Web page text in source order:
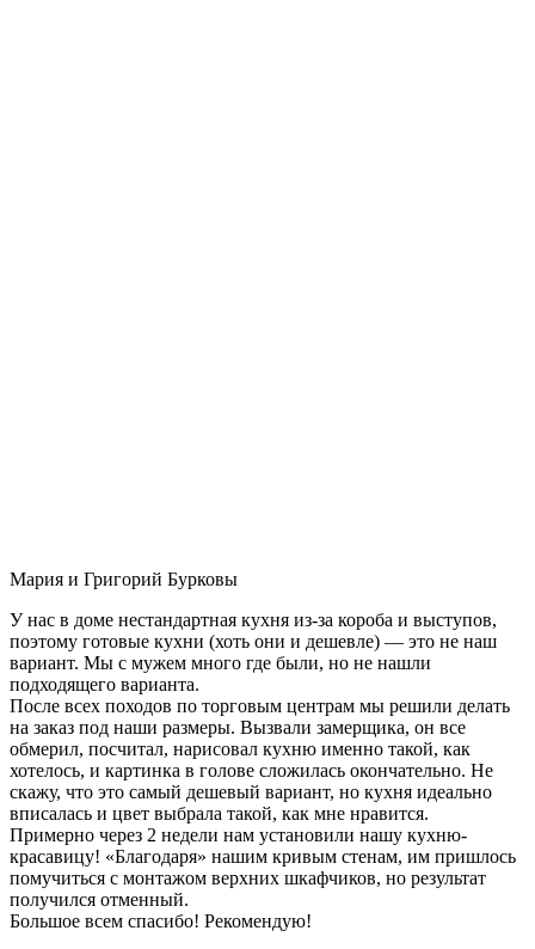
Мария и Григорий Бурковы
У нас в доме нестандартная кухня из-за короба и выступов,
поэтому готовые кухни (хоть они и дешевле) — это не наш
вариант. Мы с мужем много где были, но не нашли
подходящего варианта.
После всех походов по торговым центрам мы решили делать
на заказ под наши размеры. Вызвали замерщика, он все
обмерил, посчитал, нарисовал кухню именно такой, как
хотелось, и картинка в голове сложилась окончательно. Не
скажу, что это самый дешевый вариант, но кухня идеально
вписалась и цвет выбрала такой, как мне нравится.
Примерно через 2 недели нам установили нашу кухню-
красавицу! «Благодаря» нашим кривым стенам, им пришлось
помучиться с монтажом верхних шкафчиков, но результат
получился отменный.
Большое всем спасибо! Рекомендую!